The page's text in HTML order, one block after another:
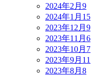
2024年2月 9
2024年1月 15
2023年12月 9
2023年11月 6
2023年10月 7
2023年9月 11
2023年8月 8